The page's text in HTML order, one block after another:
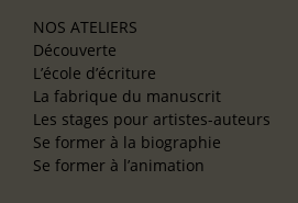
NOS ATELIERS
Découverte
L’école d’écriture
La fabrique du manuscrit
Les stages pour artistes-auteurs
Se former à la biographie
Se former à l’animation